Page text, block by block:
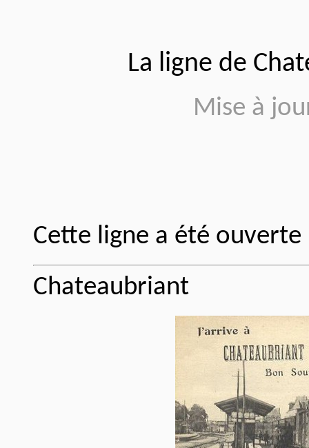
La ligne de
Mise à
Cette ligne a été
Chateaubriant